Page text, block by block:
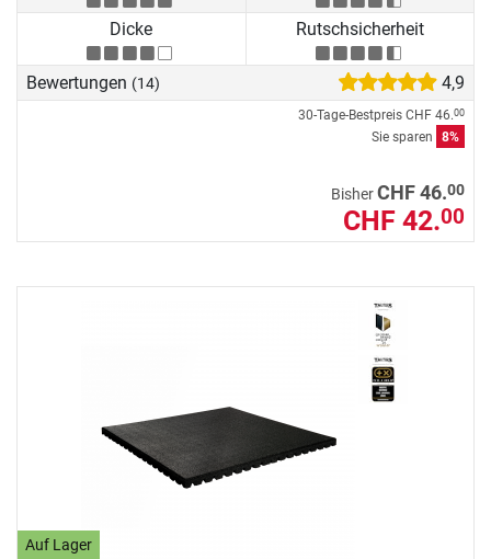
Dicke Rutschsicherheit
Bewertungen (14) 4,9
30-Tage-Bestpreis CHF 46.00
Sie sparen 8%
BisherCHF 46.00
CHF 42.00
Auf Lager